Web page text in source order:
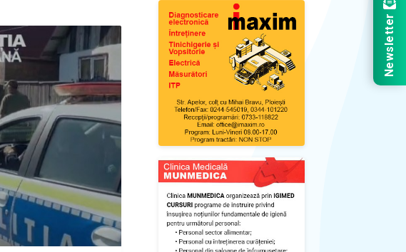
Newsletter